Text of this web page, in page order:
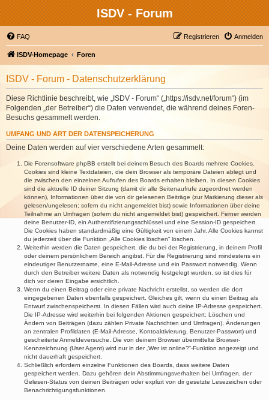
ISDV - Forum
FAQ Anmelden
Registrieren
ISDV-Homepage Foren
ISDV - Forum - Datenschutzerklärung
Diese Richtlinie beschreibt, wie „ISDV - Forum“ („https://isdv.net/forum“) (im
Folgenden „der Betreiber“) die Daten verwendet, die während deines Foren-
Besuchs gesammelt werden.
UMFANG UND ART DER DATENSPEICHERUNG
Deine Daten werden auf vier verschiedene Arten gesammelt:
Die Forensoftware phpBB erstellt bei deinem Besuch des Boards mehrere Cookies.
Cookies sind kleine Textdateien, die dein Browser als temporäre Dateien ablegt und
die zwischen den einzelnen Aufrufen des Boards erhalten bleiben. In diesen Cookies
sind die aktuelle ID deiner Sitzung (damit dir alle Seitenaufrufe zugeordnet werden
können), Informationen über die von dir gelesenen Beiträge (zur Markierung dieser als
gelesen/ungelesen; sofern du nicht angemeldet bist) sowie Informationen über deine
Teilnahme an Umfragen (sofern du nicht angemeldet bist) gespeichert. Ferner werden
deine Benutzer-ID, ein Authentifizierungsschlüssel und eine Session-ID gespeichert.
Die Cookies haben standardmäßig eine Gültigkeit von einem Jahr. Alle Cookies kannst
du jederzeit über die Funktion „Alle Cookies löschen“ löschen.
Weiterhin werden die Daten gespeichert, die du bei der Registrierung, in deinem Profil
oder deinem persönlichem Bereich angibst. Für die Registrierung sind mindestens ein
eindeutiger Benutzername, eine E-Mail-Adresse und ein Passwort notwendig. Wenn
durch den Betreiber weitere Daten als notwendig festgelegt wurden, so ist dies für
dich vor deren Eingabe ersichtlich.
Wenn du einen Beitrag oder eine private Nachricht erstellst, so werden die dort
eingegebenen Daten ebenfalls gespeichert. Gleiches gilt, wenn du einen Beitrag als
Entwurf zwischenspeicherst. In diesen Fällen wird auch deine IP-Adresse gespeichert.
Die IP-Adresse wird weiterhin bei folgenden Aktionen gespeichert: Löschen und
Ändern von Beiträgen (dazu zählen Private Nachrichten und Umfragen), Änderungen
an zentralen Profildaten (E-Mail-Adresse, Kontoaktivierung, Benutzer-Passwort) und
gescheiterte Anmeldeversuche. Die von deinem Browser übermittelte Browser-
Kennzeichnung (User Agent) wird nur in der „Wer ist online?“-Funktion angezeigt und
nicht dauerhaft gespeichert.
Schließlich erfordern einzelne Funktionen des Boards, dass weitere Daten
gespeichert werden. Dazu gehören dein Abstimmungsverhalten bei Umfragen, der
Gelesen-Status von deinen Beiträgen oder explizit von dir gesetzte Lesezeichen oder
Benachrichtigungsfunktionen.